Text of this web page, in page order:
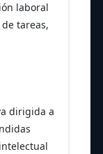
laboral
tareas,
dirigida a